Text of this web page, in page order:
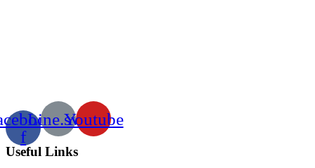
f
Line.svgYoutube
Useful Links